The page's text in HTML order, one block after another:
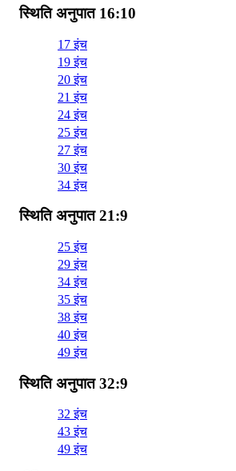
स्थिति अनुपात 16:10
17 इंच
19 इंच
20 इंच
21 इंच
24 इंच
25 इंच
27 इंच
30 इंच
34 इंच
स्थिति अनुपात 21:9
25 इंच
29 इंच
34 इंच
35 इंच
38 इंच
40 इंच
49 इंच
स्थिति अनुपात 32:9
32 इंच
43 इंच
49 इंच